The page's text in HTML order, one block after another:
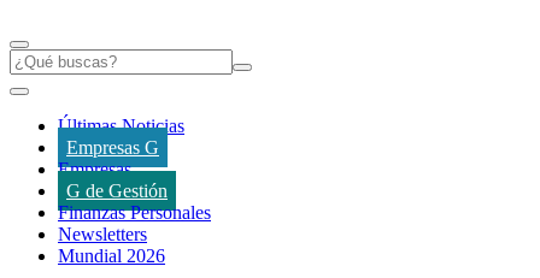
Últimas Noticias
Empresas G
Empresas
G de Gestión
Finanzas Personales
Newsletters
Mundial 2026